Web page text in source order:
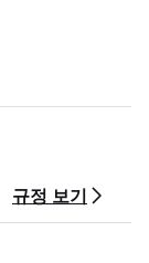
view of
that offer
closets,
Daily
규정 보기